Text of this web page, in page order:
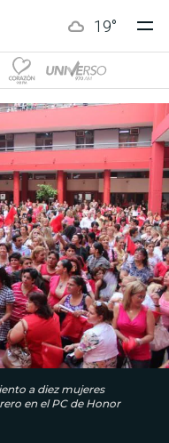
19°
a diez mujeres
en el PC de Honor